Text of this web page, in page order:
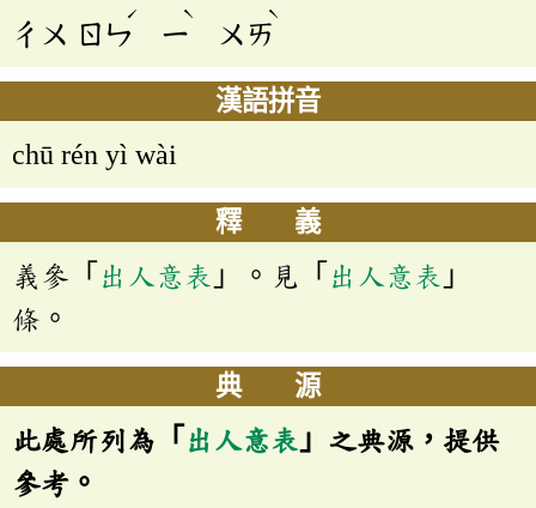
ㄔㄨ ㄖㄣ
ˊ
ㄧ
ˋ
ㄨㄞ
ˋ
漢語拼音
chū rén yì wài
釋 義
義參「 出人意表 」。見「 出人意表 」
條。
典 源
此處所列為「 出人意表 」之典源，提供
參考。